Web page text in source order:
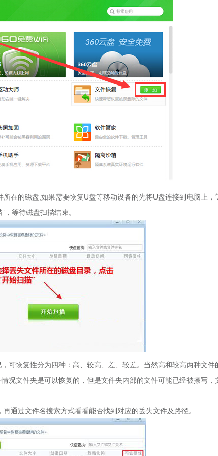
在的磁盘;如果需要恢复U盘等移动设备的先将U盘连接到电脑上，
，等待磁盘扫描结束。
恢复性分为四种：高、较高、差、较差。当然高和较高两种文件
况文件夹是可以恢复的，但是文件夹内部的文件可能已经被擦写，
过文件名搜索方式看看能否找到对应的丢失文件及路径。